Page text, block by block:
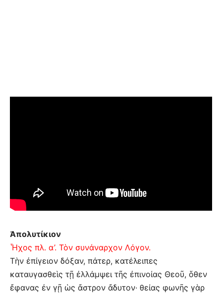
Ἀπολυτίκιον
Ἦχος πλ. α’. Τὸν συνάναρχον Λόγον.
Tὴν ἐπίγειον δόξαν, πάτερ, κατέλειπες
καταυγασθεὶς τῇ ἐλλάμψει τῆς ἐπινοίας Θεοῦ, ὅθεν
ἔφανας ἐν γῇ ὡς ἄστρον ἄδυτον· θείας φωνῆς γὰρ